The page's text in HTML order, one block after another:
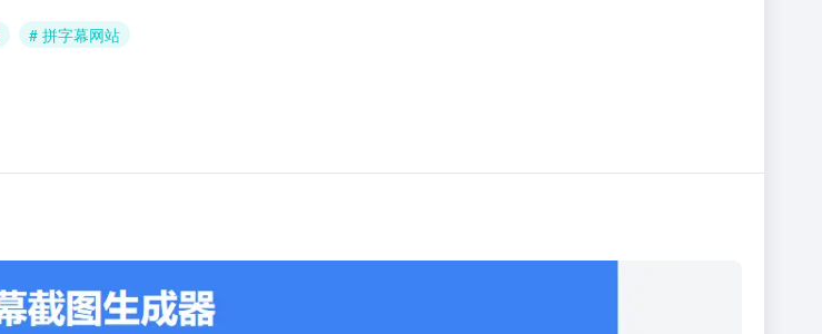
# 拼字幕网站